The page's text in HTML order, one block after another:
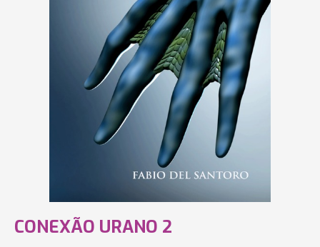
CONEXÃO URANO 2